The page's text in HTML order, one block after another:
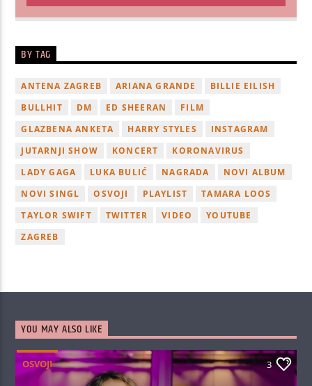
BY TAG
ANTENA ZAGREB ARIANA GRANDE
BILLIE EILISH
BULLHIT
DM ED SHEERAN
FILM
GLAZBENA ANKETA
HARRY STYLES
INSTAGRAM
JUTARNJI SHOW
KONCERT
KORONAVIRUS
LADY GAGA
LUKA BULIĆ NAGRADA
NOVI ALBUM
NOVI SINGL
OSVOJI PLAYLIST
TAMARA LOOS
TAYLOR SWIFT
TWITTER VIDEO
YOUTUBE
ZAGREB
YOU MAY ALSO LIKE
OSVOJI 3